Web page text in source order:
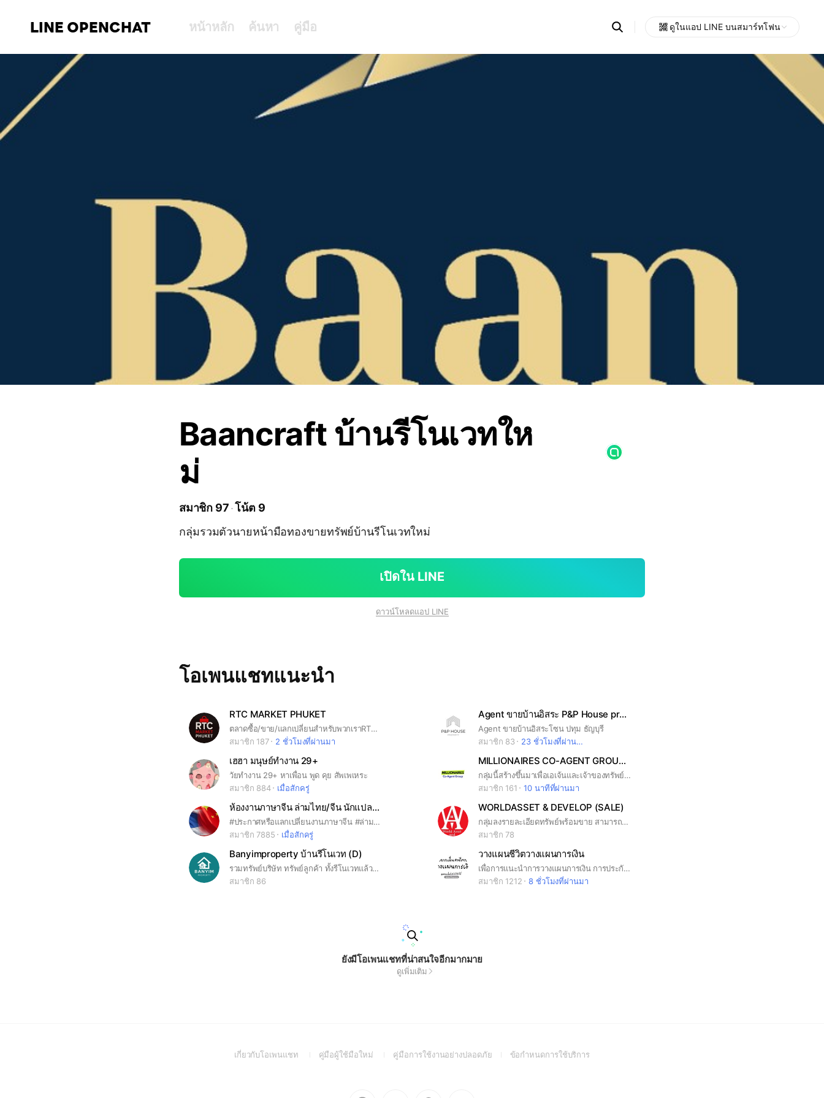
LINE OPENCHAT หน้าหลัก ค้นหา คู่มือ Search
OpenChats
messages
search
ดูในแอป LINE บนสมาร์ทโฟน
Baancraft บ้านรีโนเวทให
ม่
สมาชิก 97 โน้ต 9
กลุ่มรวมตัวนายหน้ามือทองขายทรัพย์บ้านรีโนเวทใหม่
เปิดใน LINE
ดาวน์โหลดแอป LINE
โอเพนแชทแนะนำ
RTC MARKET PHUKET
ตลาดซื้อ/ขาย/แลกเปลี่ยนสำหรับพวกเราRTC ในการโพสขายทรัพย์ โพสขายของ โพสโปรโมทธุรกิจของตัวเอง โปรโมชั่นต่างๆ โพสโปรโมทงานบริการหรือfreelanceต่างๆได้ทั้งหมด
สมาชิก 187
2 ชั่วโมงที่ผ่านมา
Agent ขายบ้านอิสระ P&P House property
Agent ขายบ้านอิสระโซน ปทุม ธัญบุรี
สมาชิก 83
23 ชั่วโมงที่ผ่านมา
เฮฮา มนุษย์ทำงาน 29+
วัยทำงาน 29+ หาเพื่อน พูด คุย สัพเพเหระ
สมาชิก 884
เมื่อสักครู่
MILLIONAIRES CO-AGENT GROUP HKT
กลุ่มนี้สร้างขึ้นมาเพื่อเอเจ้นและเจ้าของทรัพย์ในจังหวัดภูเก็ต ช่วยกันกระจายขายและทำเงินกัน 🎉 รบกวนระบุชื่อจริงใช้ภาพจริง #phuketproperty #phuketrealestate #thailandrealestate
สมาชิก 161
10 นาทีที่ผ่านมา
ห้องงานภาษาจีน ล่ามไทย/จีน นักแปลไทย/จีน ฯลฯ
#ประกาศหรือแลกเปลี่ยนงานภาษาจีน #ล่ามจีน #ล่ามจีนไทย #งานภาษาจีน-ไทย #ครูสอนภาษาจีน #งานภาษาจีนพาร์ททาม/ฟูลทาม #กลุ่มมีกฏ #กรุณาศึกษาระเบียบ #中泰工作组 #分享中泰文工作 #中泰翻译 #中泰教师 #中泰同传 #中泰主持人 #预先了解群规后方可入群 #违者请出
สมาชิก 7885
เมื่อสักครู่
WORLDASSET & DEVELOP (SALE)
กลุ่มลงรายละเอียดทรัพย์พร้อมขาย สามารถนำรูปไปโพสต์ประกาศขายได้ตามเงื่อนไขรายละเอียดที่ระบุไว้ 🏡🎉
สมาชิก 78
Banyimproperty บ้านรีโนเวท (D)
รวมทรัพย์บริษัท ทรัพย์ลูกค้า ทั้งรีโนเวทแล้วและตามสภาพ คอมมิชชั่น3% ทุกทรัพย์
สมาชิก 86
วางแผนชีวิตวางแผนการเงิน
เพื่อการแนะนำการวางแผนการเงิน การประกันภัย ประกันชีวิต ประกันสุขภาพ ลดหย่อนภาษี การลงทุนในกองทุนรวม LTF RMF สนใจติดต่อ id line:0819591156
สมาชิก 1212
8 ชั่วโมงที่ผ่านมา
ยังมีโอเพนแชทที่น่าสนใจอีกมากมาย
ดูเพิ่มเติม
เกี่ยวกับโอเพนแชท
(Openคู่มือผู้ใช้มือใหม่
(Openคู่มือการใช้งานอย่างปลอดภัย(Openข้อกำหนดการใช้บริการ(Open
Go Go